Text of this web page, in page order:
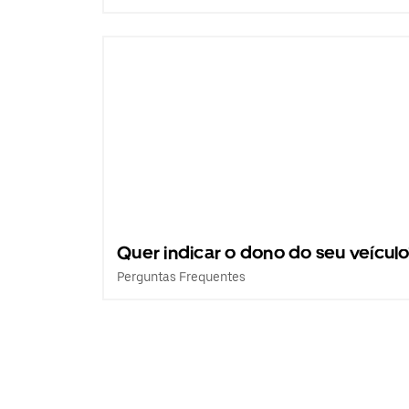
Quer indicar o dono do seu
Perguntas Frequentes